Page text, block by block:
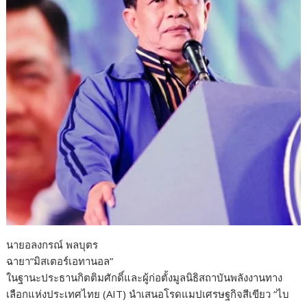
นายอลงกรณ์ พลบุตร
ฉายา“มิสเตอร์เอทานอล”
ในฐานะประธานกิตติมศักดิ์และผู้ก่อตั้งมูลนิธิสถาบันพลังงานทาง
เลือกแห่งประเทศไทย (AIT) นำเสนอโรดแมปเศรษฐกิจสีเขียว “ไบ